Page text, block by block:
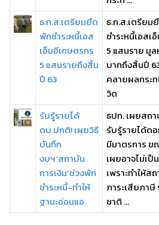
ธ.ก.ส.เตรียมยืด
พักชำระหนี้เอส
เอ็มอีเกษตรกร
5 แสนรายถึงสิ้น
ปี 63
ธ.ก.ส.เตรียม
ชำระหนี้เอสเ
5 แสนราย มู
บาทถึงสิ้นปี
คลายผลกระ
วิด
รับรู้รายได้
ดบ.ปกติ! เผยวิธี
บันทึก
งบฯ‘สถาบัน
การเงิน’ช่วงพัก
ชำระหนี้-ทำให้
ฐานะอ่อนแอ
ธปท. เผยสถ
รับรู้รายได้ด
มีมาตรการ ข
เผยอาจไม่เ
เพราะทำให้ส
ภาระเสียภา
ชาติ ...